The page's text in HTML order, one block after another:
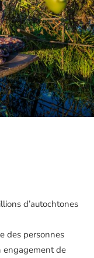
d’autochtones
des personnes
engagement de